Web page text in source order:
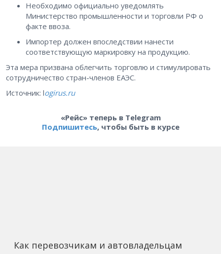
Необходимо официально уведомлять
Министерство промышленности и торговли РФ о
факте ввоза.
Импортер должен впоследствии нанести
соответствующую маркировку на продукцию.
Эта мера призвана облегчить торговлю и стимулировать
сотрудничество стран-членов ЕАЭС.
Источник: logirus.ru
«Рейс» теперь в Telegram
Подпишитесь, чтобы быть в курсе
Как перевозчикам и автовладельцам